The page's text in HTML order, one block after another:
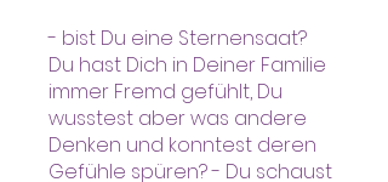
- bist Du eine Sternensaat?
Du hast Dich in Deiner Familie
immer Fremd gefühlt, Du
wusstest aber was andere
Denken und konntest deren
Gefühle spüren? - Du schaust